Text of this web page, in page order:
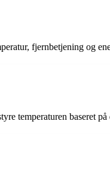
fjernbetjening og
temperaturen baseret